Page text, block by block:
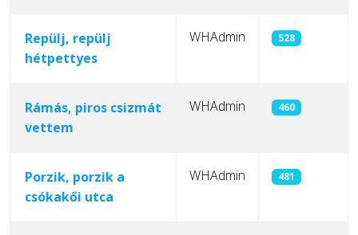
Repülj, repülj
hétpettyes
WHAdmin 528
Rámás, piros csizmát
vettem
WHAdmin 460
Porzik, porzik a
csókakői utca
WHAdmin 481